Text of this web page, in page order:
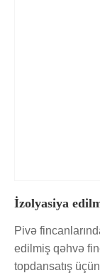
İzolyasiya
Pivə
edilmiş qəhvə
topdansatış